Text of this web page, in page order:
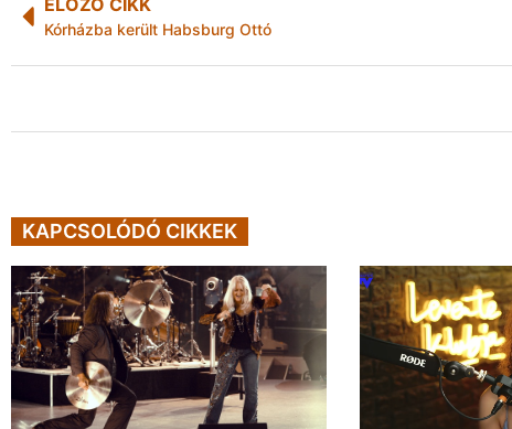
ELŐZŐ CIKK
Kórházba került Habsburg Ottó
KAPCSOLÓDÓ CIKKEK